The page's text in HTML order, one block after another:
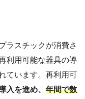
ラスチックが消費さ
利用可能な器具の導
ています。再利用可
入を進め、 年間で数